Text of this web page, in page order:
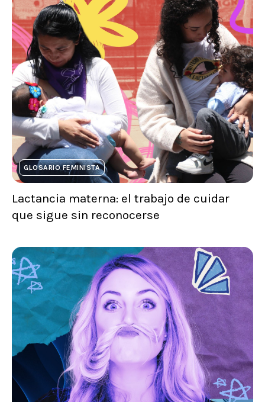
GLOSARIO FEMINISTA
Lactancia materna: el trabajo de cuidar
que sigue sin reconocerse